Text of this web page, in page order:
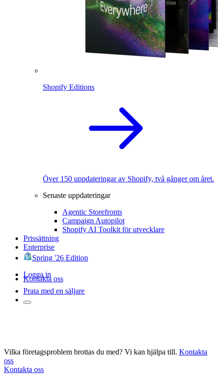
Shopify Editions
Över 150 uppdateringar av Shopify, två gånger om året.
Senaste uppdateringar
Agentic Storefronts
Campaign Autopilot
Shopify AI Toolkit för utvecklare
Prissättning
Enterprise
Spring '26 Edition
Logga in
Kontakta oss
Prata med en säljare
Vilka företagsproblem brottas du med? Vi kan hjälpa till. Kontakta
oss
Kontakta oss